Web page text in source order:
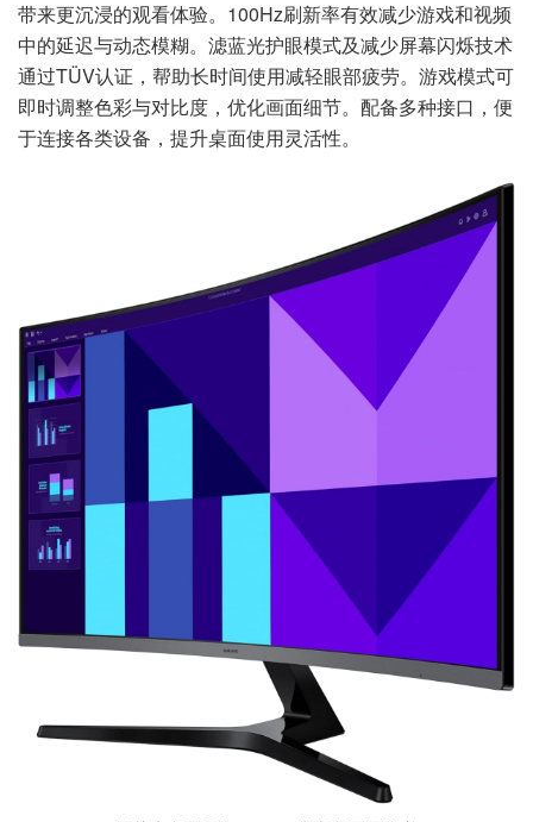
带来更沉浸的观看体验。100Hz刷新率有效减少游戏和视频
中的延迟与动态模糊。滤蓝光护眼模式及减少屏幕闪烁技术
通过TÜV认证，帮助长时间使用减轻眼部疲劳。游戏模式可
即时调整色彩与对比度，优化画面细节。配备多种接口，便
于连接各类设备，提升桌面使用灵活性。